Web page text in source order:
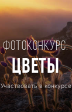
Фотоконкурс:
Цветы
Участвовать в конкурсе